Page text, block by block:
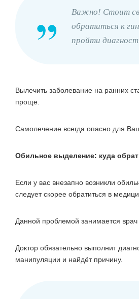
Важно! Стоит
обратиться к
пройти
Вылечить заболевание на ранних
проще.
Самолечение всегда опасно для
Обильное выделение: куда
Если у вас внезапно возникли
следует скорее обратиться в
Данной проблемой занимается врач
Доктор обязательно выполнит
манипуляции и найдёт причину.